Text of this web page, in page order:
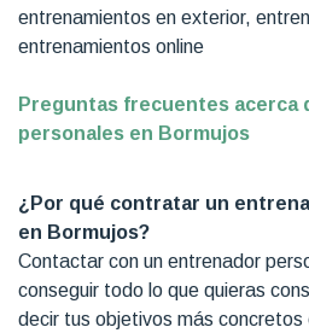
entrenamientos en exterior,
entrenamientos online
Preguntas frecuentes acerca
personales en Bormujos
¿Por qué contratar un
en Bormujos?
Contactar con un entrenador
conseguir todo lo que quieras
decir tus objetivos más